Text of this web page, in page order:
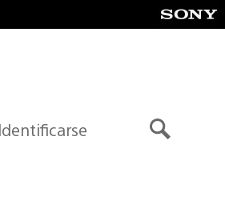
Identificarse